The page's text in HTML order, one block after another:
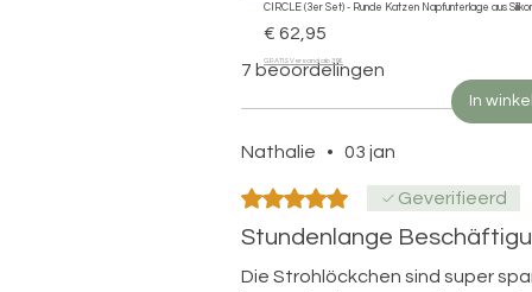
7 beoordelingen
Nathalie • 03 jan
Beoordeeld met 5 uit 5 sterren.
Geverifieerd
Stundenlange
Die Strohlöckchen sind super
CIRCLE (3er Set) - Runde Katzen Napfunterlage aus
Prijs
€ 62,95
GRATIS Versand ab 39€
In